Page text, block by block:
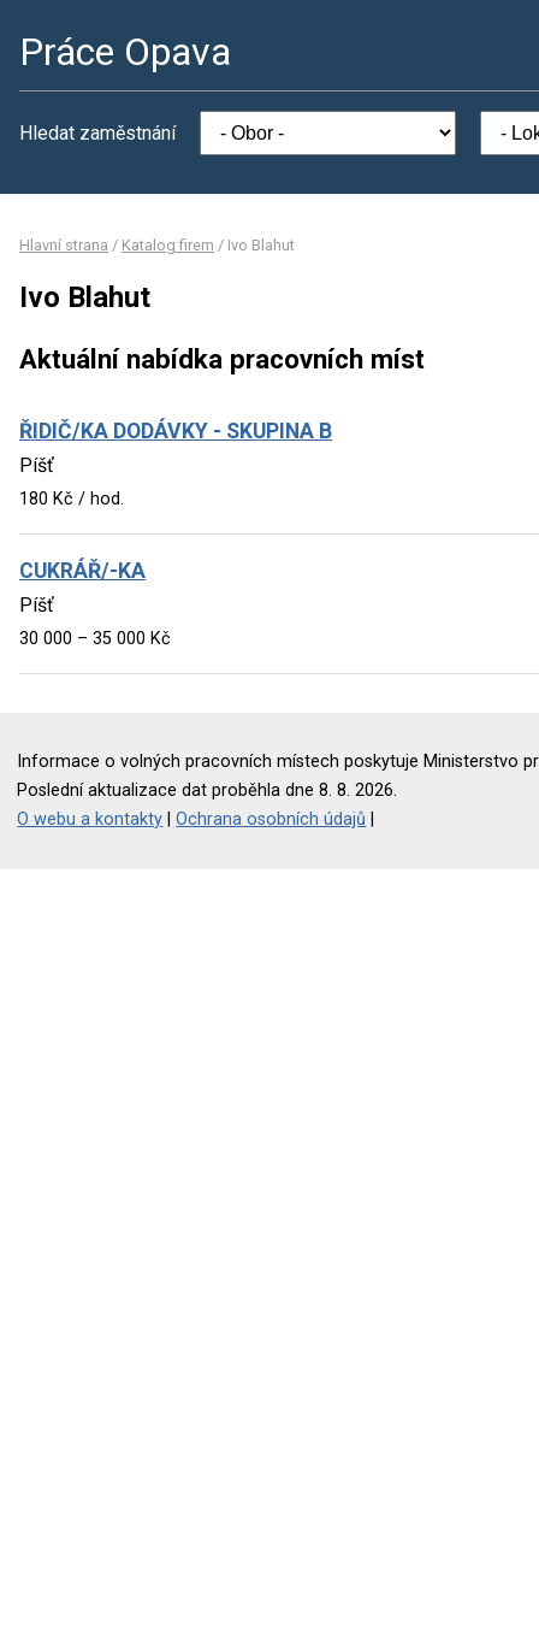
Práce Opava
Hledat zaměstnání
Hlavní strana / Katalog firem / Ivo Blahut
Ivo Blahut
Aktuální nabídka pracovních míst
ŘIDIČ/KA DODÁVKY - SKUPINA B
Píšť
180 Kč / hod.
CUKRÁŘ/-KA
Píšť
30 000 – 35 000 Kč
Informace o volných pracovních místech poskytuje Ministerstvo
Poslední aktualizace dat proběhla dne 8. 8. 2026.
O webu a kontakty |Ochrana osobních údajů